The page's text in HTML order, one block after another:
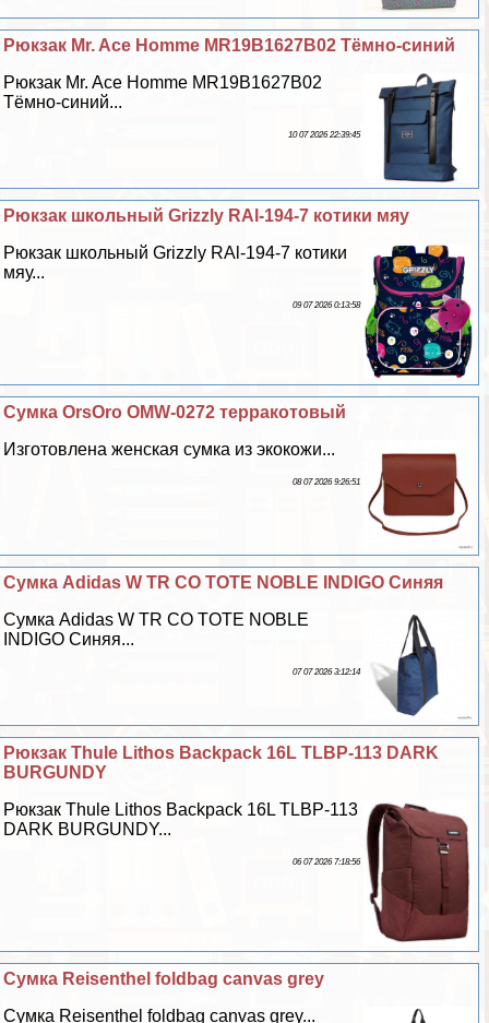
Рюкзак Mr. Ace Homme MR19B1627B02 Тёмно-синий
Рюкзак Mr. Ace Homme MR19B1627B02
Тёмно-синий...
10 07 2026 22:39:45
Рюкзак школьный Grizzly RAl-194-7 котики мяу
Рюкзак школьный Grizzly RAl-194-7 котики
мяу...
09 07 2026 0:13:58
Сумка OrsOro OMW-0272 терpaкотовый
Изготовлена женская сумка из экокожи...
08 07 2026 9:26:51
Сумка Adidas W TR CO TOTE NOBLE INDIGO Синяя
Сумка Adidas W TR CO TOTE NOBLE
INDIGO Синяя...
07 07 2026 3:12:14
Рюкзак Thule Lithos Backpack 16L TLBP-113 DARK
BURGUNDY
Рюкзак Thule Lithos Backpack 16L TLBP-113
DARK BURGUNDY...
06 07 2026 7:18:56
Сумка Reisenthel foldbag canvas grey
Сумка Reisenthel foldbag canvas grey...